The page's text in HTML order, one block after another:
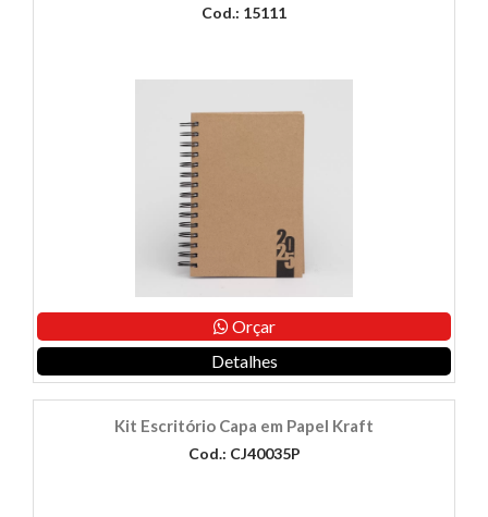
Cod.: 15111
Orçar
Detalhes
Kit Escritório Capa em Papel Kraft
Cod.: CJ40035P